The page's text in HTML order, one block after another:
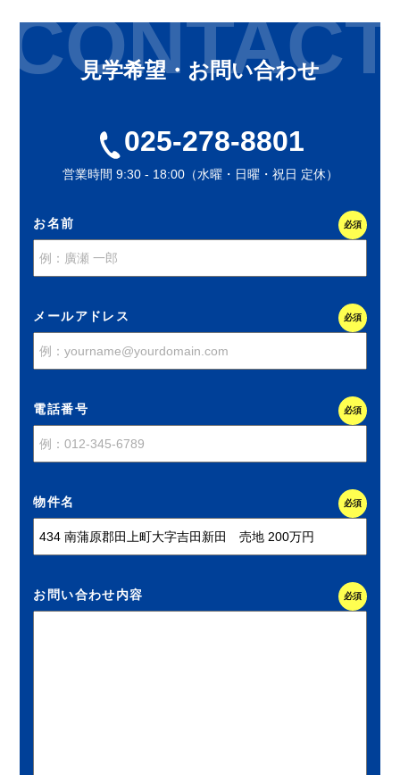
見学希望・お問い合わせ
CONTACT
025-278-8801
営業時間 9:30 - 18:00（水曜・日曜・祝日 定休）
お名前 必須
メールアドレス 必須
電話番号 必須
物件名 必須
お問い合わせ内容 必須